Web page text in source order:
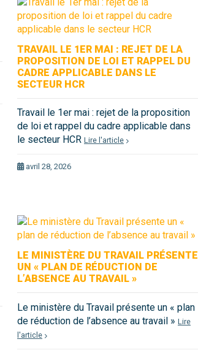
TRAVAIL LE 1ER MAI : REJET DE LA
PROPOSITION DE LOI ET RAPPEL DU
CADRE APPLICABLE DANS LE
SECTEUR HCR
Travail le 1er mai : rejet de la proposition
de loi et rappel du cadre applicable dans
le secteur HCR Lire l'article
avril 28, 2026
LE MINISTÈRE DU TRAVAIL PRÉSENTE
UN « PLAN DE RÉDUCTION DE
L’ABSENCE AU TRAVAIL »
Le ministère du Travail présente un « plan
de réduction de l’absence au travail » Lire
l'article